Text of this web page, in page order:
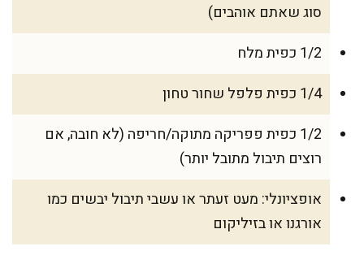
סוג שאתם אוהבים)
1/2 כפית מלח
1/4 כפית פלפל שחור טחון
1/2 כפית פפריקה מתוקה/חריפה (לא חובה, אם
רוצים תיבול מתובל יותר)
אופציונלי: מעט זעתר או עשבי תיבול יבשים כמו
אורגנו או בזיליקום